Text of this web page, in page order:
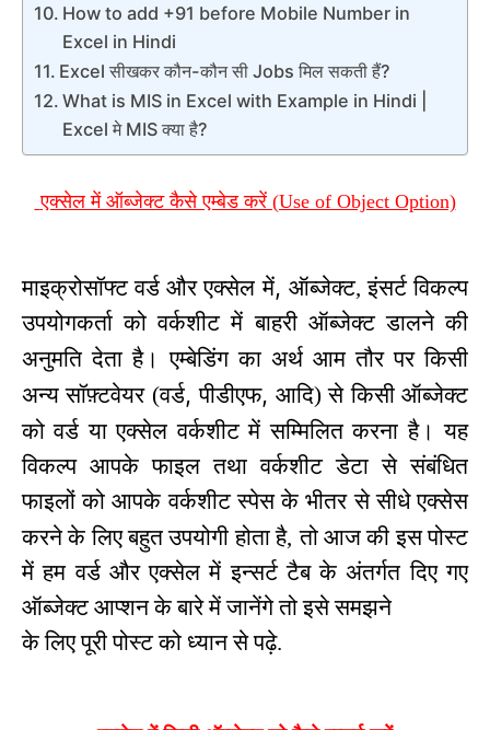
How to add +91 before Mobile Number in
Excel in Hindi
Excel सीखकर कौन-कौन सी Jobs मिल सकती हैं?
What is MIS in Excel with Example in Hindi |
Excel मे MIS क्या है?
एक्सेल में ऑब्जेक्ट कैसे एम्बेड करें (Use of Object Option)
माइक्रोसॉफ्ट वर्ड और एक्सेल में, ऑब्जेक्ट, इंसर्ट विकल्प
उपयोगकर्ता को वर्कशीट में बाहरी ऑब्जेक्ट डालने की
अनुमति देता है। एम्बेडिंगका अर्थ आम तौर पर किसी
अन्य सॉफ़्टवेयर (वर्ड,पीडीएफ,आदि) से किसी ऑब्जेक्ट
को वर्ड या एक्सेल वर्कशीट में सम्मिलित करना है। यह
विकल्प आपके फाइल तथा वर्कशीट डेटा से संबंधित
फाइलों को आपके वर्कशीट स्पेस के भीतर से सीधे एक्सेस
करने के लिए बहुत उपयोगी होता है, तो आज की इस पोस्ट
में हम वर्ड और एक्सेल में इन्सर्ट टैब के अंतर्गत दिए गए
ऑब्जेक्ट आप्शन के बारे में जानेंगे तो इसे समझने
के लिए पूरी पोस्ट को ध्यान से पढ़े.